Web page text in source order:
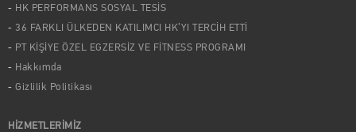
HK PERFORMANS SOSYAL TESİS
36 FARKLI ÜLKEDEN KATILIMCI HK’YI TERCİH ETTİ
PT KİŞİYE ÖZEL EGZERSİZ VE FİTNESS PROGRAMI
Hakkımda
Gizlilik Politikası
HİZMETLERİMİZ